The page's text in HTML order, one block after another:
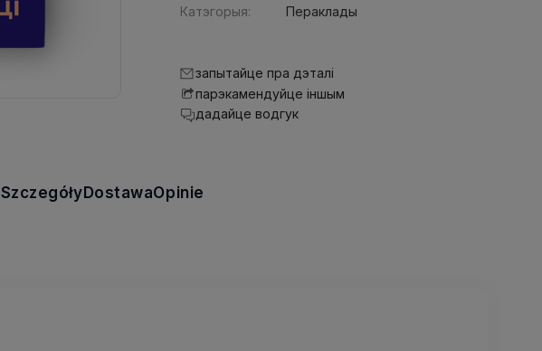
Катэгорыя:
Пераклады
запытайце пра дэталі
парэкамендуйце іншым
дадайце водгук
Szczegóły DostawaOpinie